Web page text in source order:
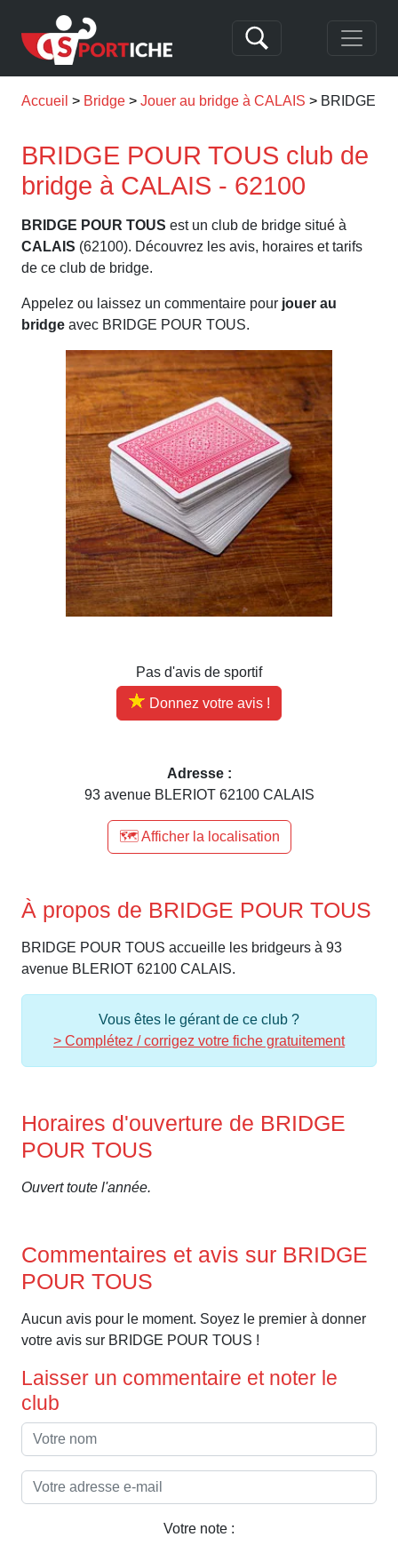
Accueil Bridge Jouer au bridge à CALAIS BRIDGE
BRIDGE POUR TOUS club de
bridge à CALAIS - 62100
BRIDGE POUR TOUS est un club de bridge situé à
CALAIS (62100). Découvrez les avis, horaires et tarifs
de ce club de bridge.
Appelez ou laissez un commentaire pour jouer au
bridge avec BRIDGE POUR TOUS.
Pas d'avis de sportif
Donnez votre avis !
Adresse :
93 avenue BLERIOT 62100 CALAIS
🗺️ Afficher la localisation
À propos de BRIDGE POUR TOUS
BRIDGE POUR TOUS accueille les bridgeurs à 93
avenue BLERIOT 62100 CALAIS.
Vous êtes le gérant de ce club ?
> Complétez / corrigez votre fiche gratuitement
Horaires d'ouverture de BRIDGE
POUR TOUS
Ouvert toute l'année.
Commentaires et avis sur BRIDGE
POUR TOUS
Aucun avis pour le moment. Soyez le premier à donner
votre avis sur BRIDGE POUR TOUS !
Laisser un commentaire et noter le
club
Votre note :